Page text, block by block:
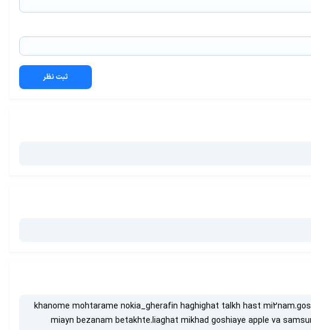
ثبت نظر
khanome mohtarame nokia_gherafin haghighat talkh hast
miayn bezanam betakhte.liaghat mikhad goshiaye apple va